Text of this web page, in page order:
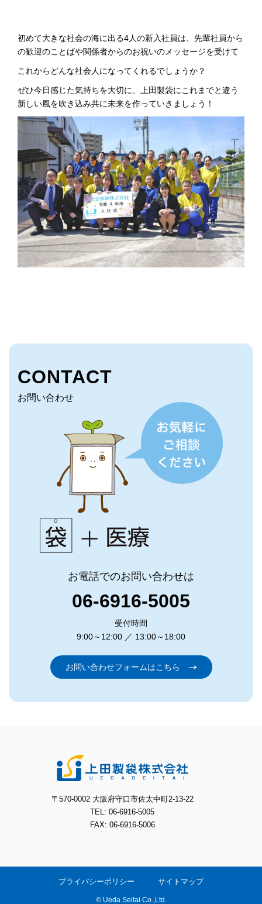
初めて大きな社会の海に出る4人の新入社員は、先輩社員から
の歓迎のことばや関係者からのお祝いのメッセージを受けて
これからどんな社会人になってくれるでしょうか？
ぜひ今日感じた気持ちを大切に、上田製袋にこれまでと違う
新しい風を吹き込み共に未来を作っていきましょう！
CONTACT
お問い合わせ
お電話でのお問い合わせは
06-6916-5005
受付時間
9:00～12:00 ／ 13:00～18:00
お問い合わせフォームはこちら
〒570-0002 大阪府守口市佐太中町2-13-22
TEL: 06-6916-5005
FAX: 06-6916-5006
プライバシーポリシー サイトマップ
© Ueda Seitai Co.,Ltd.